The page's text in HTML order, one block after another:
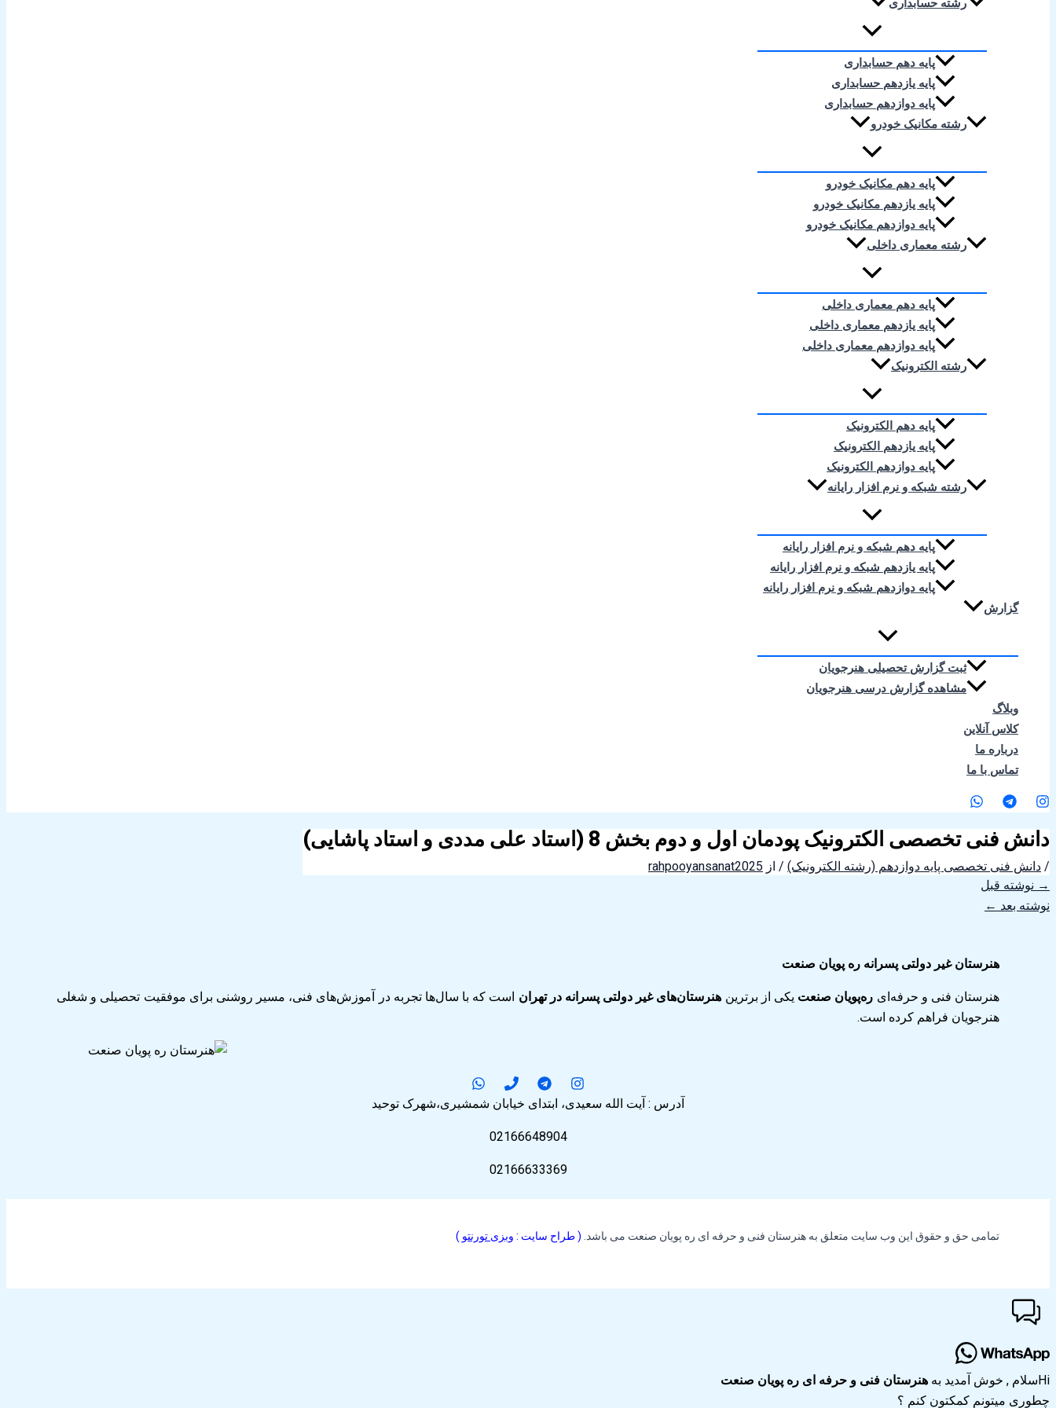
پایه دهم حسابداری
پایه یازدهم حسابداری
پایه دوازدهم حسابداری
رشته مکانیک خودرو
پایه دهم مکانیک خودرو
پایه یازدهم مکانیک خودرو
پایه دوازدهم مکانیک خودرو
رشته معماری داخلی
پایه دهم معماری داخلی
پایه یازدهم معماری داخلی
پایه دوازدهم معماری داخلی
رشته الکترونیک
پایه دهم الکترونیک
پایه یازدهم الکترونیک
پایه دوازدهم الکترونیک
رشته شبکه و نرم افزار رایانه
پایه دهم شبکه و نرم افزار رایانه
پایه یازدهم شبکه و نرم افزار رایانه
پایه دوازدهم شبکه و نرم افزار رایانه
گزارش
ثبت گزارش تحصیلی هنرجویان
مشاهده گزارش درسی هنرجویان
وبلاگ
کلاس آنلاین
درباره ما
تماس با ما
دانش فنی تخصصی الکترونیک پودمان اول و دوم بخش 8 (استاد علی مددی و استاد پاشایی)
/ دانش فنی تخصصی پایه دوازدهم (رشته الکترونیک) / از rahpooyansanat2025
→ نوشته قبل
نوشته بعد ←
هنرستان غیر دولتی پسرانه ره پویان صنعت
هنرستان فنی و حرفه‌ای ره‌پویان صنعت یکی از برترین هنرستان‌های غیر دولتی پسرانه در تهران است که با سال‌ها تجربه در آموزش‌های فنی، مسیر روشنی برای موفقیت تحصیلی و شغلی
هنرجویان فراهم کرده است.
آدرس : آیت الله سعیدی، ابتدای خیابان شمشیری،شهرک توحید
02166648904
02166633369
تمامی حق و حقوق این وب سایت متعلق به هنرستان فنی و حرفه ای ره پویان صنعت می باشد. ( طراح سایت : وبزی تورنتو )
Hi سلام , خوش آمدید به هنرستان فنی و حرفه ای ره پویان صنعت
چطوری میتونم کمکتون کنم ؟